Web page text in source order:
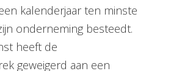
kalenderjaar ten minste
onderneming besteedt.
heeft de
geweigerd aan een